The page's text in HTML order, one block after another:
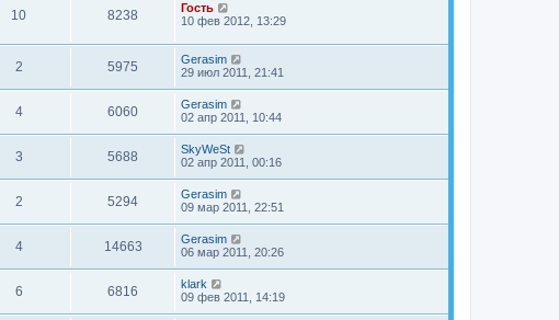
10 8238
Гость
10 фев 2012, 13:29
2 5975
Gerasim
29 июл 2011, 21:41
4 6060
Gerasim
02 апр 2011, 10:44
3 5688
SkyWeSt
02 апр 2011, 00:16
2 5294
Gerasim
09 мар 2011, 22:51
4 14663
Gerasim
06 мар 2011, 20:26
6 6816
klark
09 фев 2011, 14:19